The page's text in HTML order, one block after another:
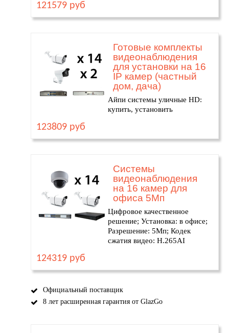
121579 руб
Готовые комплекты
видеонаблюдения
для установки на 16
IP камер (частный
дом, дача)
Айпи системы уличные HD:
купить, установить
123809 руб
Системы
видеонаблюдения
на 16 камер для
офиса 5Мп
Цифровое качественное
решение; Установка: в офисе;
Разрешение: 5Мп; Кодек
сжатия видео: H.265AI
124319 руб
Официальный поставщик
8 лет расширенная гарантия от GlazGo